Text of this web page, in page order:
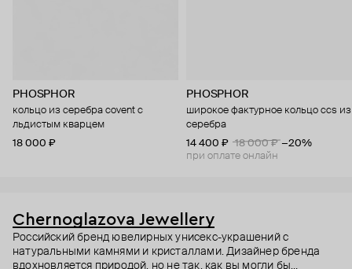
PHOSPHOR
кольцо из серебра covent с
льдистым кварцем
18 000 ₽
PHOSPHOR
широкое фактурное кольцо ccs из
серебра
14 400 ₽
18 000 ₽ −20%
при оплате онлайн
Chernoglazova Jewellery
Российский бренд ювелирных унисекс-украшений с
натуральными камнями и кристаллами. Дизайнер бренда
вдохновляется природой, но не так, как вы могли бы